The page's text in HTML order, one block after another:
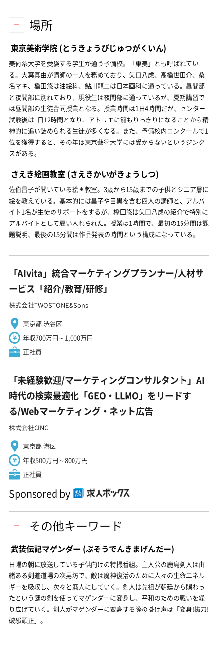
場所
東京美術学院 (とうきょうびじゅつがくいん)
美術系大学を受験する学生が通う予備校。「東美」とも呼ばれてい
る。大葉真由が講師の一人を務めており、矢口八虎、高橋世田介、桑
名マキ、橋田悠は油絵科、鮎川龍二は日本画科に通っている。昼間部
と夜間部に別れており、現役生は夜間部に通っているが、夏期講習で
は昼間部の生徒合同授業となる。授業時間は1日4時間だが、センター
試験後は1日12時間となり、アトリエに籠もりっきりになることから精
神的に追い詰められる生徒が多くなる。また、予備校内コンクールで1
位を獲得すると、その年は東京藝術大学には受からないというジンク
スがある。
さえき絵画教室 (さえきかいがきょうしつ)
佐伯昌子が開いている絵画教室。3歳から15歳までの子供とシニア層に
絵を教えている。基本的には昌子や目黒を含む四人の講師と、アルバ
イト1名が生徒のサポートをするが、橋田悠は矢口八虎の紹介で特別に
アルバイトとして雇い入れられた。授業は1時間で、最初の15分間は課
題説明、最後の15分間は作品発表の時間という構成になっている。
「AIvita」統合マーケティングプランナー/人材サ
ービス「紹介/教育/研修」
株式会社TWOSTONE&Sons
東京都 渋谷区
年収700万円～1,000万円
正社員
「未経験歓迎/マーケティングコンサルタント」AI
時代の検索最適化「GEO・LLMO」をリードす
る/Webマーケティング・ネット広告
株式会社CINC
東京都 港区
年収500万円～800万円
正社員
Sponsored by
その他キーワード
武装伝記マゲンダー (ぶそうでんきまげんだー)
日曜の朝に放送している子供向けの特撮番組。主人公の鹿島剣人は由
緒ある剣道道場の次男坊で、敵は魔神復活のために人々の生命エネル
ギーを吸収し、次々と廃人にしていく。剣人は先祖が朝廷から賜わっ
たという謎の剣を使ってマゲンダーに変身し、平和のための戦いを繰
り広げていく。剣人がマゲンダーに変身する際の掛け声は「変身!抜刀!
破邪顕正」。